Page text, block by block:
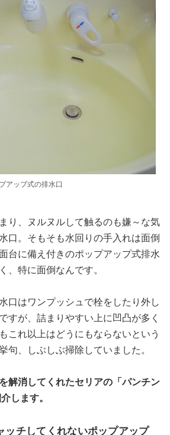
アップ式の排水口
り、ヌルヌルして触るのも嫌～な気
口。そもそも水回りの手入れは面倒
台に備え付きのポップアップ式排水
、特に面倒なんです。
口はワンプッシュで栓をしたり外し
すが、詰まりやすい上に凹凸が多く
これ以上はどうにもならないという
句、しぶしぶ掃除していました。
解消してくれたセリアの「パンチン
します。
ッチしてくれないポップアップ